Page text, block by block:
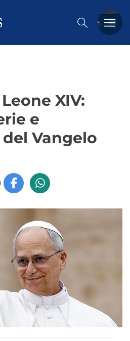
PREMIO DUSMET
OSSERVATORIO
XIV:
e
Vangelo